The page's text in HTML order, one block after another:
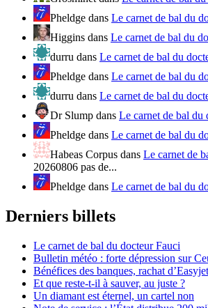
Pheldge dans Le carnet de bal du
Higgins dans Le carnet de bal du
durru dans Le carnet de bal du
Pheldge dans Le carnet de bal du
durru dans Le carnet de bal du
Dr Slump dans Le carnet de bal du
Pheldge dans Le carnet de bal du
Habeas Corpus dans Le carnet de
20260806 pas de...
Pheldge dans Le carnet de bal du
Derniers billets
Le carnet de bal du docteur Fauci
Bulletin météo : forte dépression sur
Bénéfices des banques, rachat
Et que reste-t-il à sauver, au juste ?
Un diamant est éternel, un cartel non